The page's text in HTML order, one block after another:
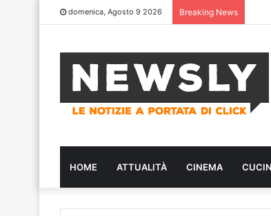
domenica, Agosto 9 2026 Breaking News
HOME ATTUALITÀ CINEMA